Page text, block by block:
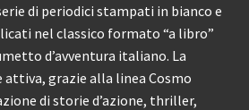
di periodici stampati in bianco e
nel classico formato “a libro”
d’avventura italiano. La
grazie alla linea Cosmo
di storie d’azione, thriller,